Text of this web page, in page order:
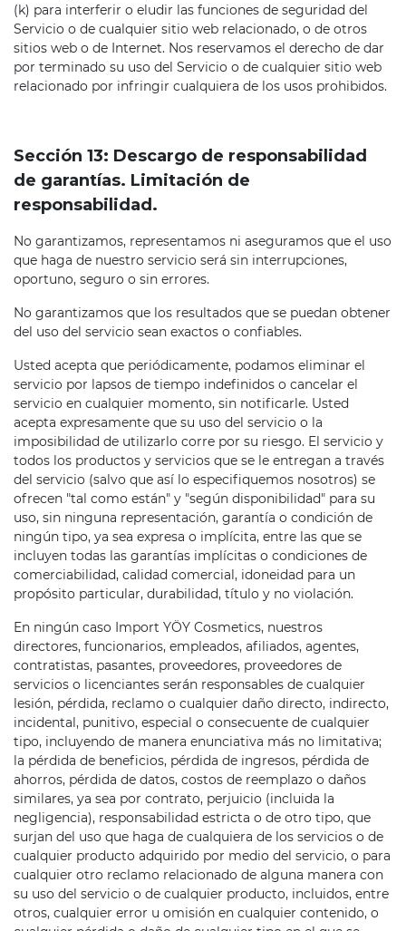
(k) para interferir o eludir las funciones de seguridad del
Servicio o de cualquier sitio web relacionado, o de otros
sitios web o de Internet. Nos reservamos el derecho de dar
por terminado su uso del Servicio o de cualquier sitio web
relacionado por infringir cualquiera de los usos prohibidos.
Sección 13: Descargo de responsabilidad
de garantías. Limitación de
responsabilidad.
No garantizamos, representamos ni aseguramos que el uso
que haga de nuestro servicio será sin interrupciones,
oportuno, seguro o sin errores.
No garantizamos que los resultados que se puedan obtener
del uso del servicio sean exactos o confiables.
Usted acepta que periódicamente, podamos eliminar el
servicio por lapsos de tiempo indefinidos o cancelar el
servicio en cualquier momento, sin notificarle. Usted
acepta expresamente que su uso del servicio o la
imposibilidad de utilizarlo corre por su riesgo. El servicio y
todos los productos y servicios que se le entregan a través
del servicio (salvo que así lo especifiquemos nosotros) se
ofrecen "tal como están" y "según disponibilidad" para su
uso, sin ninguna representación, garantía o condición de
ningún tipo, ya sea expresa o implícita, entre las que se
incluyen todas las garantías implícitas o condiciones de
comerciabilidad, calidad comercial, idoneidad para un
propósito particular, durabilidad, título y no violación.
En ningún caso Import YÖY Cosmetics, nuestros
directores, funcionarios, empleados, afiliados, agentes,
contratistas, pasantes, proveedores, proveedores de
servicios o licenciantes serán responsables de cualquier
lesión, pérdida, reclamo o cualquier daño directo, indirecto,
incidental, punitivo, especial o consecuente de cualquier
tipo, incluyendo de manera enunciativa más no limitativa;
la pérdida de beneficios, pérdida de ingresos, pérdida de
ahorros, pérdida de datos, costos de reemplazo o daños
similares, ya sea por contrato, perjuicio (incluida la
negligencia), responsabilidad estricta o de otro tipo, que
surjan del uso que haga de cualquiera de los servicios o de
cualquier producto adquirido por medio del servicio, o para
cualquier otro reclamo relacionado de alguna manera con
su uso del servicio o de cualquier producto, incluidos, entre
otros, cualquier error u omisión en cualquier contenido, o